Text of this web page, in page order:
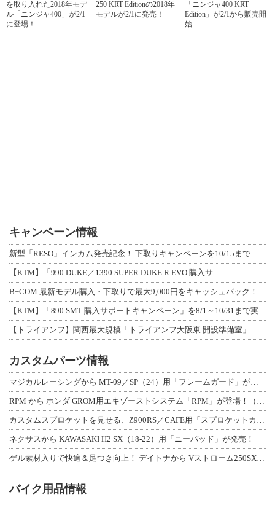
を取り入れた2018年モデ
ル「ニンジャ400」が2/1
に登場！
250 KRT Editionの2018年
モデルが2/1に発売！
「ニンジャ400 KRT
Edition」が2/1から販売開
始
キャンペーン情報
新型「RESO」インカム発売記念！ 下取りキャンペーンを10/15まで延長して開
【KTM】「990 DUKE／1390 SUPER DUKE R EVO 購入サ
B+COM 最新モデル購入・下取りで最大9,000円をキャッシュバック！「B+F
【KTM】「890 SMT 購入サポートキャンペーン」を8/1～10/31まで実
【トライアンフ】関西最大規模「トライアンフ大阪東 開設準備室」がオープン！ 限定
カスタムパーツ情報
マジカルレーシングから MT-09／SP（24）用「フレームガード」が登場！
RPM から ホンダ GROM用エキゾーストシステム「RPM」が登場！（動画あり
カスタムスプロケットを見せる、Z900RS／CAFE用「スプロケットカバーフルキ
ネクサスから KAWASAKI H2 SX（18-22）用「ニーパッド」が発売！
ゲル素材入りで快適＆足つき向上！ デイトナから Vストローム250SX用「快適ロ
バイク用品情報